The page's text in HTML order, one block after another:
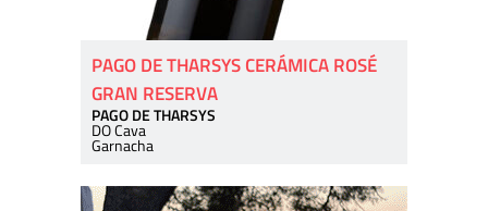
PAGO DE THARSYS CERÁMICA ROSÉ
GRAN RESERVA
PAGO DE THARSYS
DO Cava
Garnacha